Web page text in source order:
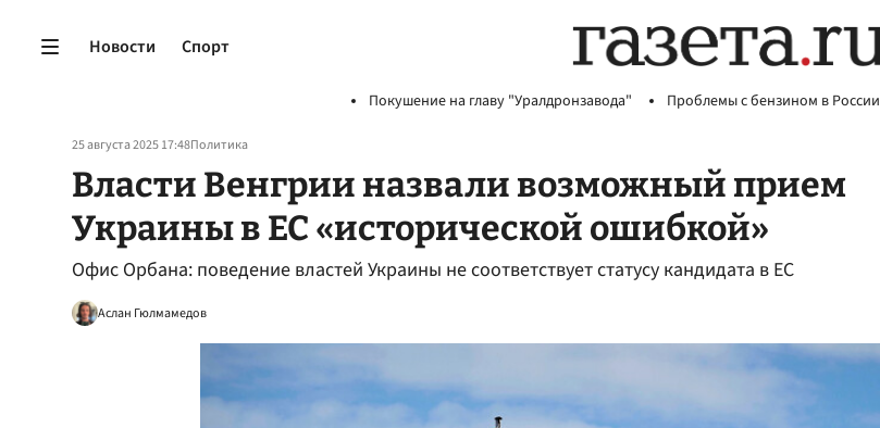
Новости Спорт
Покушение на главу "Уралдронзавода" Проблемы с бензином в России
25 августа 2025 17:48Политика
Власти Венгрии назвали возможный прием
Украины в ЕС «исторической ошибкой»
Офис Орбана: поведение властей Украины не соответствует статусу кандидата в ЕС
Аслан Гюлмамедов